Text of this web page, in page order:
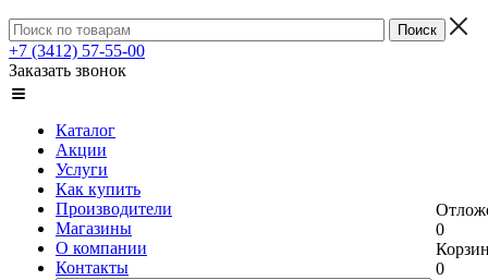
+7 (3412) 57-55-00
Заказать звонок
Каталог
Акции
Услуги
Как купить
Производители
Магазины
О компании
Контакты
0
0